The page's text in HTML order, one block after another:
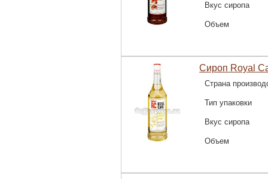
Вкус сиропа
Объем
Сироп Royal
Страна
Тип упаковки
Вкус сиропа
Объем